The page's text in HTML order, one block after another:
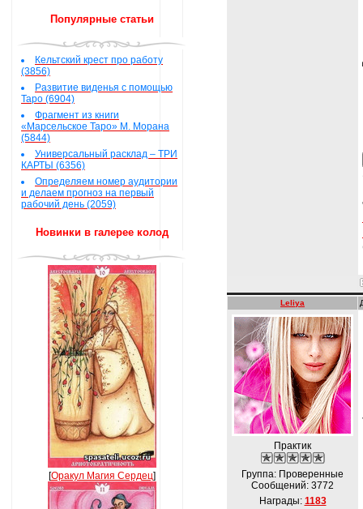
Популярные статьи
Кельтский крест про работу
(3856)
Развитие виденья с помощью
Таро (6904)
Фрагмент из книги
«Марсельское Таро» М. Морана
(5844)
Универсальный расклад – ТРИ
КАРТЫ (6356)
Определяем номер аудитории
и делаем прогноз на первый
рабочий день (2059)
Новинки в галерее колод
[Оракул Магия Сердец]
Leliya
Практик
Группа: Проверенные
Сообщений: 3772
Награды: 1183